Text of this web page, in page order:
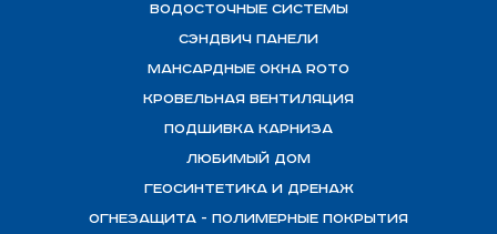
Водосточные системы
Сэндвич панели
Мансардные окна ROTO
Кровельная вентиляция
Подшивка карниза
Любимый Дом
Геосинтетика и дренаж
ОГНЕЗАЩИТА - полимерные покрытия